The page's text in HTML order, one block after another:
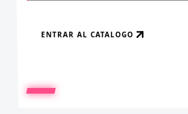
ENTRAR AL CATALOGO
RECARGAR AHORA
VER BENEFICIOS